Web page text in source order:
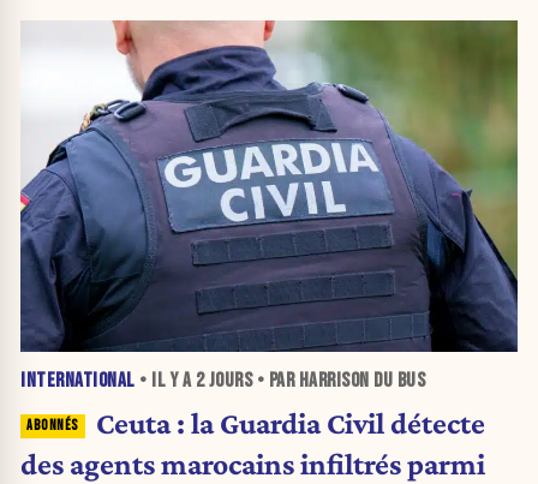
INTERNATIONAL • IL Y A 2 JOURS• PAR HARRISON DU BUS
Ceuta : la Guardia Civil détecte
des agents marocains infiltrés parmi